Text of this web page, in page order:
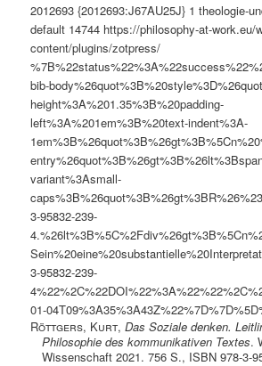
2012693 {2012693:J67AU25J} 1 theologie-
default 14744 https://philosophy-at-work.eu/
content/plugins/zotpress/
bib-
height%3A%201.35%3B%20padding-
left%3A%201em%3B%20text-indent%3A-
variant%3Asmall-
3-95832-239-
3-95832-239-
01-
Röttgers, Kurt,Das Soziale denken.
Philosophie des kommunikativen Textes.
Wissenschaft 2021. 756 S., ISBN 978-3-